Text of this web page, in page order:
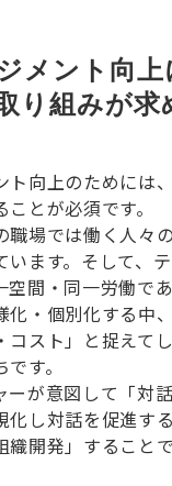
メント向上
り組みが求
ト向上のためには
とが必須です。
職場では働く人々
います。そして、
空間・同一労働で
化・個別化する中
コスト」と捉えて
す。
ーが意図して「対
化し対話を促進す
織開発」すること